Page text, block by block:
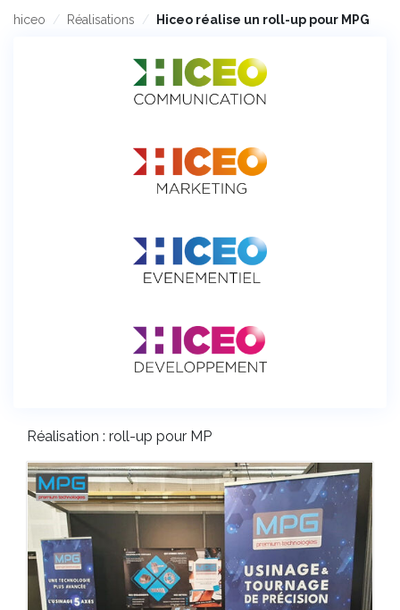
hiceo Réalisations Hiceo réalise un roll-up pour MPG
Réalisation : roll-up pour MP